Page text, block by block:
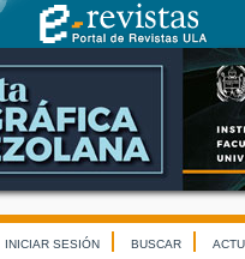
INICIAR SESIÓN BUSCAR